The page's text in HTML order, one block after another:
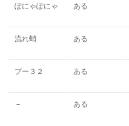
ぽにゃぽにゃ ある
流れ蛸 ある
プー３２ ある
－ ある